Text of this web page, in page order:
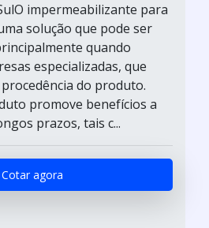
impermeabilizante para
solução que pode ser
quando
especializadas, que
do produto.
promove benefícios a
prazos, tais c...
Cotar agora